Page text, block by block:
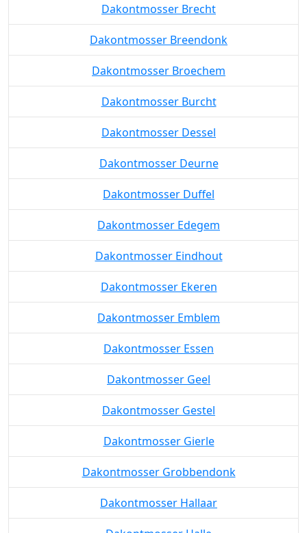
Dakontmosser Brecht
Dakontmosser Breendonk
Dakontmosser Broechem
Dakontmosser Burcht
Dakontmosser Dessel
Dakontmosser Deurne
Dakontmosser Duffel
Dakontmosser Edegem
Dakontmosser Eindhout
Dakontmosser Ekeren
Dakontmosser Emblem
Dakontmosser Essen
Dakontmosser Geel
Dakontmosser Gestel
Dakontmosser Gierle
Dakontmosser Grobbendonk
Dakontmosser Hallaar